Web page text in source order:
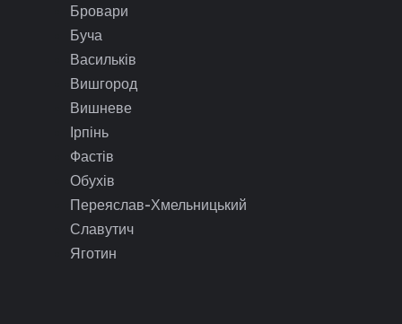
Бровари
Буча
Васильків
Вишгород
Вишневе
Ірпінь
Фастів
Обухів
Переяслав-Хмельницький
Славутич
Яготин